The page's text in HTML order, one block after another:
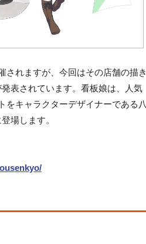
されますが、今回はその店舗の描き
表されています。看板娘は、人気
をキャラクターデザイナーである八
場します。